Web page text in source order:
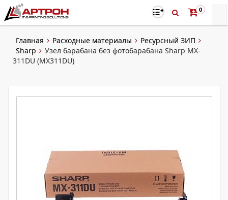
0
Главная Расходные материалы
Ресурсный ЗИП
Sharp
Узел барабана без фотобарабана Sharp MX-
311DU (MX311DU)